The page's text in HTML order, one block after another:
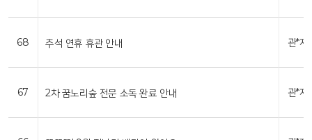
68 추석 연휴 휴관 안내 관*자
67 2차 꿈노리숲 전문 소독 완료 안내 관*자